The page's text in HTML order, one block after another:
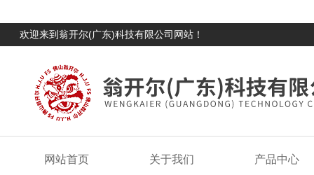
欢迎来到翁开尔(广东)科技有限公司网站！
网站首页 关于我们 产品中心